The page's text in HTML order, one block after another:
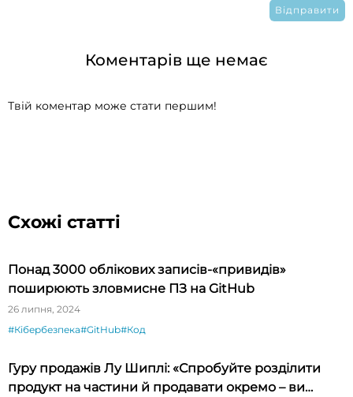
Коментарів ще немає
Твій коментар може стати першим!
Схожі статті
Понад 3000 облікових записів-«привидів»
поширюють зловмисне ПЗ на GitHub
26 липня, 2024
#Кібербезпека#GitHub#Код
Гуру продажів Лу Шиплі: «Спробуйте розділити
продукт на частини й продавати окремо – ви